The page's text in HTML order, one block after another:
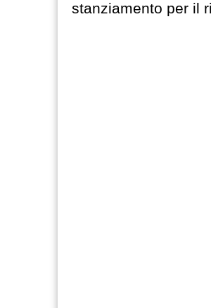
stanziamento per il